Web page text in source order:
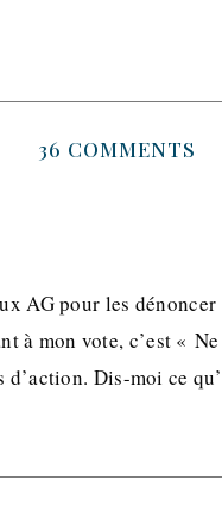
36 COMMENTS
AG pour les
mon vote, c’est «
Dis-moi ce